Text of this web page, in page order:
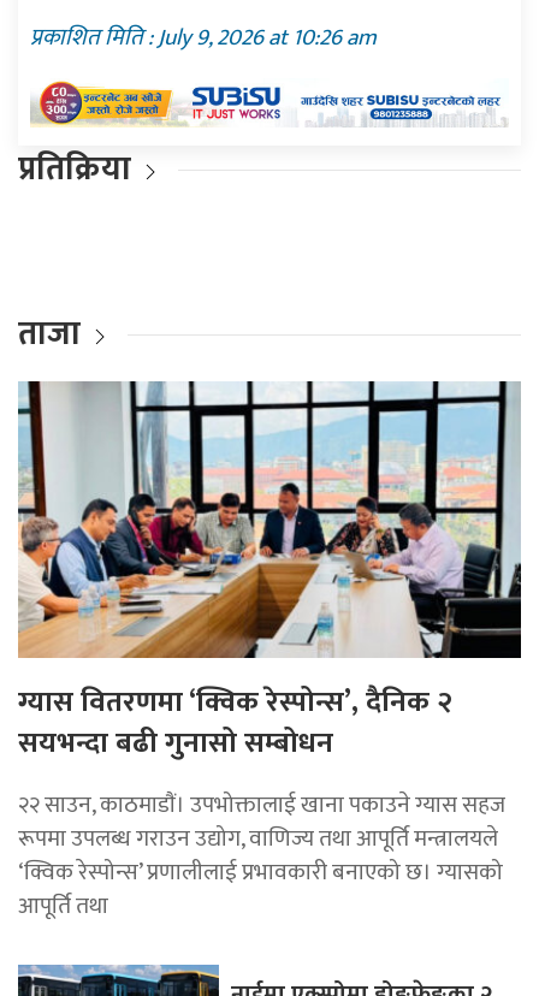
प्रकाशित मिति : July 9, 2026 at 10:26 am
प्रतिक्रिया
ताजा
ग्यास वितरणमा ‘क्विक रेस्पोन्स’, दैनिक २
सयभन्दा बढी गुनासो सम्बोधन
२२ साउन, काठमाडाैं। उपभोक्तालाई खाना पकाउने ग्यास सहज
रूपमा उपलब्ध गराउन उद्योग, वाणिज्य तथा आपूर्ति मन्त्रालयले
‘क्विक रेस्पोन्स’ प्रणालीलाई प्रभावकारी बनाएको छ। ग्यासको
आपूर्ति तथा